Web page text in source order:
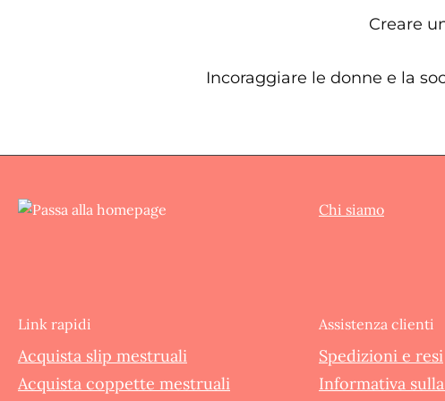
Creare
Incoraggiare le donne e la
Chi siamo
Link rapidi
Acquista slip mestruali
Acquista coppette mestruali
Assistenza clienti
Spedizioni e resi
Informativa